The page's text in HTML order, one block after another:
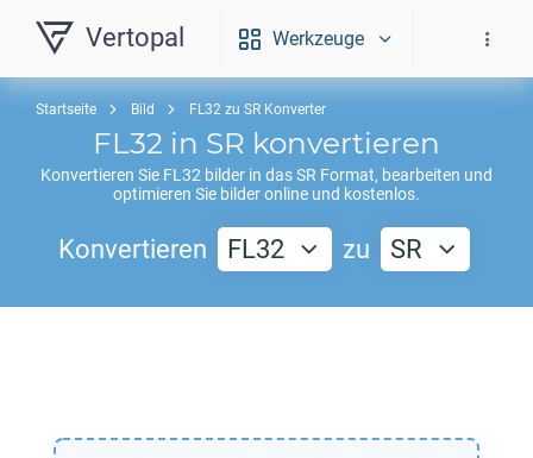
Vertopal Werkzeuge
Startseite Bild FL32 zu SR Konverter
FL32 in SR konvertieren
Konvertieren Sie FL32 bilder in dasSR Format, bearbeiten und
optimieren Sie bilder online und kostenlos.
Konvertieren FL32 zu SR